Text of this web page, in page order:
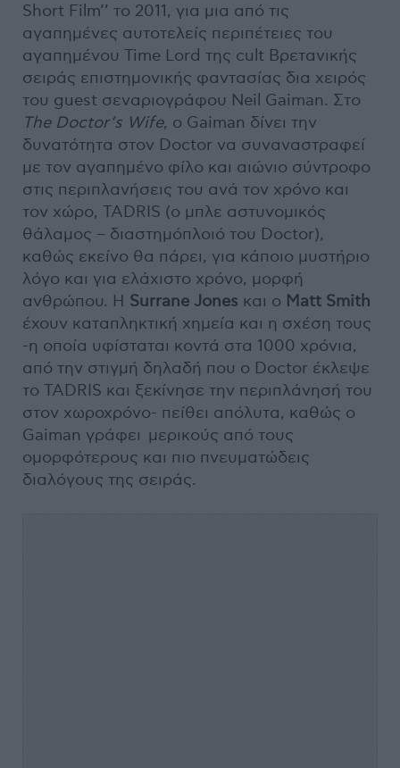
Short Film’’ το 2011, για μια από τις
αγαπημένες αυτοτελείς περιπέτειες του
αγαπημένου Time Lord της cult Βρετανικής
σειράς επιστημονικής φαντασίας δια χειρός
του guest σεναριογράφου Neil Gaiman. Στο
The Doctor’s Wife, o Gaiman δίνει την
δυνατότητα στον Doctor να συναναστραφεί
με τον αγαπημένο φίλο και αιώνιο σύντροφο
στις περιπλανήσεις του ανά τον χρόνο και
τον χώρο, TADRIS (ο μπλε αστυνομικός
θάλαμος – διαστημόπλοιό του Doctor),
καθώς εκείνο θα πάρει, για κάποιο μυστήριο
λόγο και για ελάχιστο χρόνο, μορφή
ανθρώπου. Η Surrane Jones και ο Matt Smith
έχουν καταπληκτική χημεία και η σχέση τους
-η οποία υφίσταται κοντά στα 1000 χρόνια,
από την στιγμή δηλαδή που ο Doctor έκλεψε
το TADRIS και ξεκίνησε την περιπλάνησή του
στον χωροχρόνο- πείθει απόλυτα, καθώς ο
Gaiman γράφει μερικούς από τους
ομορφότερους και πιο πνευματώδεις
διαλόγους της σειράς.